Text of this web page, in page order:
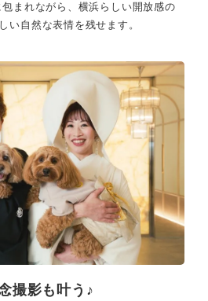
まれながら、横浜らしい開放感の
い自然な表情を残せます。
撮影も叶う♪